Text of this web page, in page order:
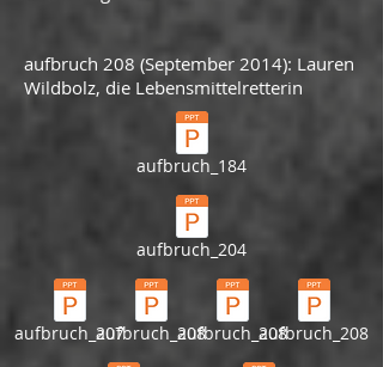
aufbruch 208 (September 2014): Lauren
Wildbolz, die Lebensmittelretterin
aufbruch_184
aufbruch_204
aufbruch_207aufbruch_208aufbruch_208aufbruch_208